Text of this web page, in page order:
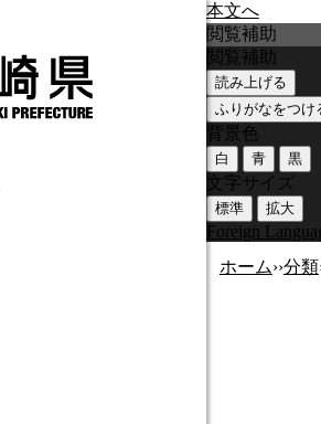
本文へ
閲覧補助
閲覧補助
読み上げる
ふりがなをつけ
背景色
白 青 黒
文字サイズ
標準 拡大
Foreign
ホーム››分類